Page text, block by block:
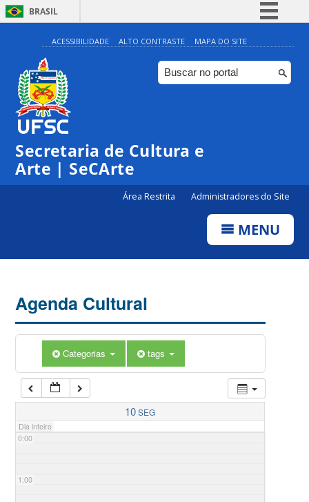
BRASIL
Simplifique!
Comunica BR
Participe
ACESSIBILIDADE ALTO CONTRASTE MAPA DO SITE
Secretaria de Cultura e
Arte | SeCArte
Área Restrita Administradores do Site
MENU
Agenda Cultural
Categorias tags
10SEG
Dia inteiro
0:00
1:00